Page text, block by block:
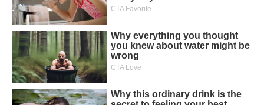
theo thời gian thực.